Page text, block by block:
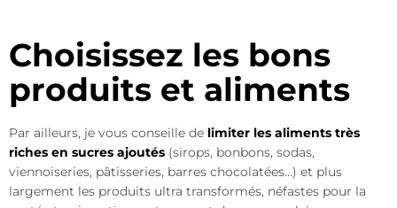
Choisissez les bons
produits et aliments
Par ailleurs, je vous conseille de limiter les aliments très
riches en sucres ajoutés (sirops, bonbons, sodas,
viennoiseries, pâtisseries, barres chocolatées…) et plus
largement les produits ultra transformés, néfastes pour la